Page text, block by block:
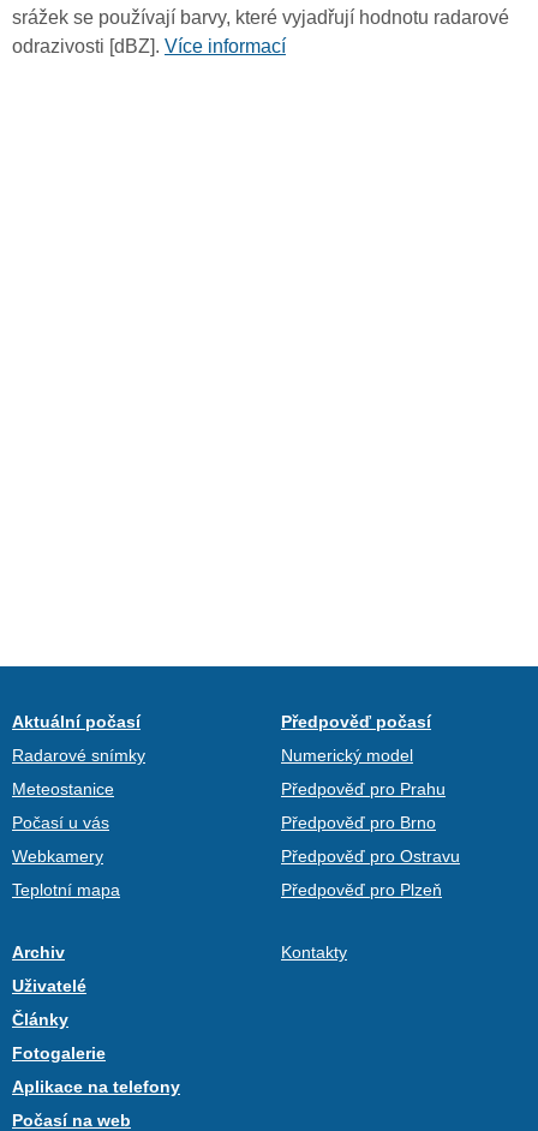
srážek se používají barvy, které vyjadřují hodnotu radarové
odrazivosti [dBZ]. Více informací
Aktuální počasí
Radarové snímky
Meteostanice
Počasí u vás
Webkamery
Teplotní mapa
Předpověď počasí
Numerický model
Předpověď pro Prahu
Předpověď pro Brno
Předpověď pro Ostravu
Předpověď pro Plzeň
Archiv
Uživatelé
Články
Fotogalerie
Aplikace na telefony
Počasí na web
Kontakty